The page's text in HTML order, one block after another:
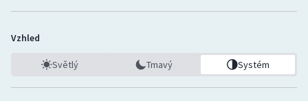
Vzhled
Světlý Tmavý Systém